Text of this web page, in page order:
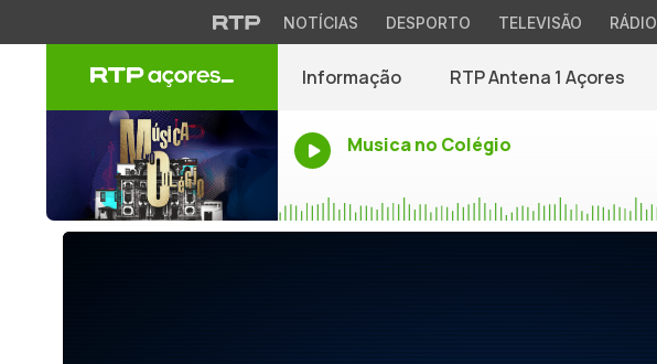
NOTÍCIAS DESPORTO TELEVISÃO RÁDIO
Informação RTP Antena 1 Açores
Musica no Colégio